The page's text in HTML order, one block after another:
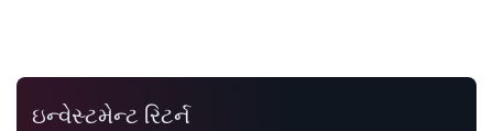
ઇન્વેસ્ટમેન્ટ રિટર્ન